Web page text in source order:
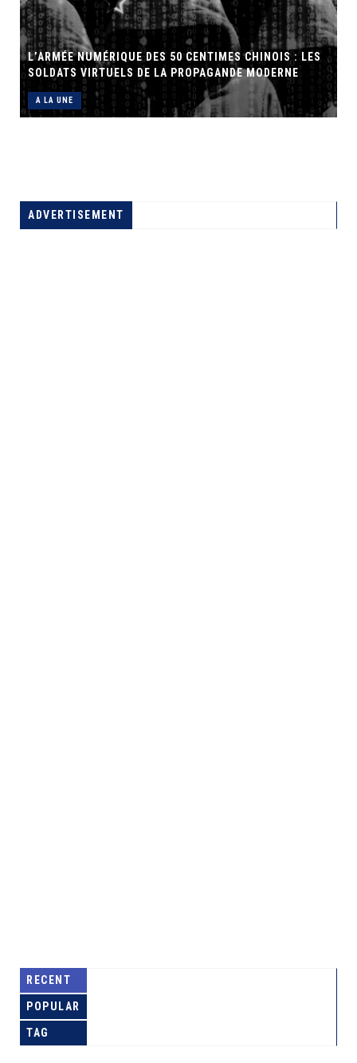
L’ARMÉE NUMÉRIQUE DES 50 CENTIMES CHINOIS : LES
SOLDATS VIRTUELS DE LA PROPAGANDE MODERNE
A LA UNE
ADVERTISEMENT
RECENT
POPULAR
TAG